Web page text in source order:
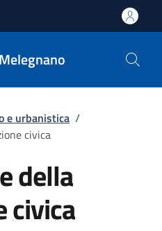
e urbanistica /
civica
della
civica